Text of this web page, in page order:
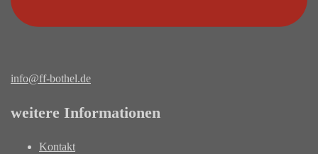
info@ff-bothel.de
weitere Informationen
Kontakt